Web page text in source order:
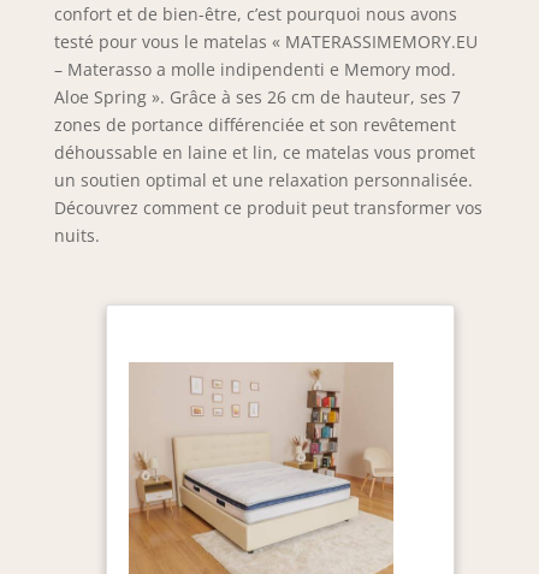
confort et de bien-être, c’est pourquoi nous avons
testé pour vous le matelas « MATERASSIMEMORY.EU
– Materasso a molle indipendenti e Memory mod.
Aloe Spring ». Grâce à ses 26 cm de hauteur, ses 7
zones de portance différenciée et son revêtement
déhoussable en laine et lin, ce matelas vous promet
un soutien optimal et une relaxation personnalisée.
Découvrez comment ce produit peut transformer vos
nuits.